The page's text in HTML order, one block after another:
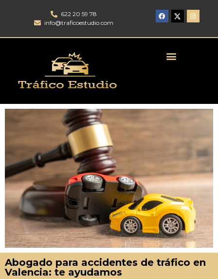
622 20 59 78
info@traficoestudio.com
Abogado para accidentes de tráfico en
Valencia: te ayudamos